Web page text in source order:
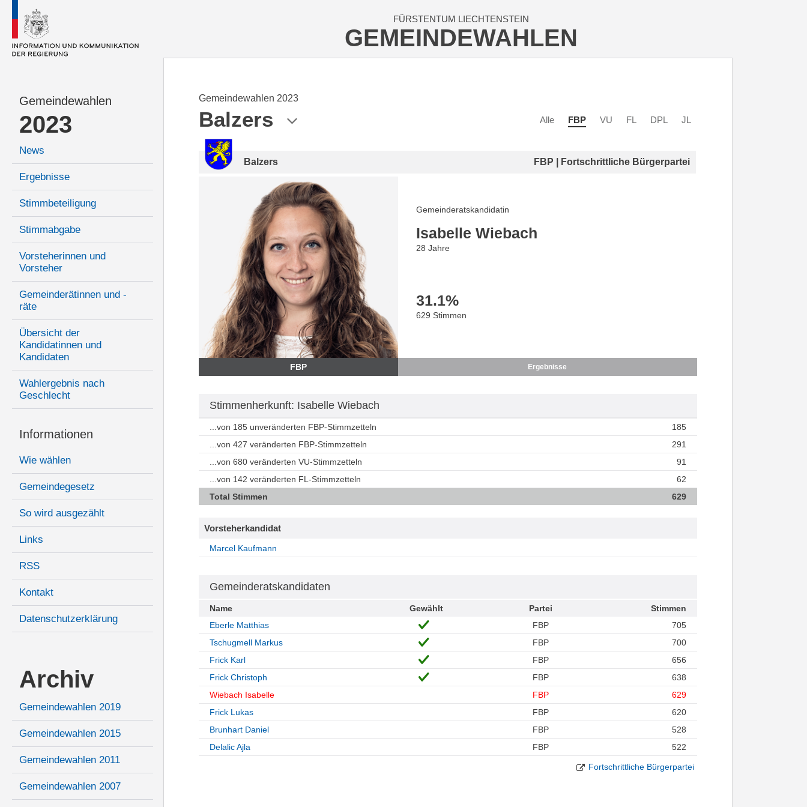
FÜRSTENTUM LIECHTENSTEIN
GEMEINDEWAHLEN
Gemeindewahlen
2023
News
Ergebnisse
Stimmbeteiligung
Stimmabgabe
Vorsteherinnen und
Vorsteher
Gemeinderätinnen und -
räte
Übersicht der
Kandidatinnen und
Kandidaten
Wahlergebnis nach
Geschlecht
Informationen
Wie wählen
Gemeindegesetz
So wird ausgezählt
Links
RSS
Kontakt
Datenschutzerklärung
Archiv
Gemeindewahlen 2019
Gemeindewahlen 2015
Gemeindewahlen 2011
Gemeindewahlen 2007
Gemeindewahlen 2023
Balzers Alle FBP VU FL DPL JL
Balzers FBP | Fortschrittliche Bürgerpartei
FBP
Gemeinderatskandidatin
Isabelle Wiebach
28 Jahre
31.1%
629 Stimmen
Ergebnisse
Stimmenherkunft: Isabelle Wiebach
...von 185 unveränderten FBP-Stimmzetteln
185
...von 427 veränderten FBP-Stimmzetteln
291
...von 680 veränderten VU-Stimmzetteln
91
...von 142 veränderten FL-Stimmzetteln
62
Total Stimmen
629
Vorsteherkandidat
Marcel Kaufmann
Gemeinderatskandidaten
Name Gewählt Partei
Stimmen
Eberle Matthias
FBP
705
Tschugmell Markus
FBP
700
Frick Karl
FBP
656
Frick Christoph
FBP
638
Wiebach Isabelle
FBP
629
Frick Lukas
FBP
620
Brunhart Daniel
FBP
528
Delalic Ajla
FBP 522
Fortschrittliche Bürgerpartei